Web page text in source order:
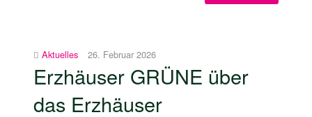
Aktuelles 26. Februar 2026
Erzhäuser GRÜNE über
das Erzhäuser